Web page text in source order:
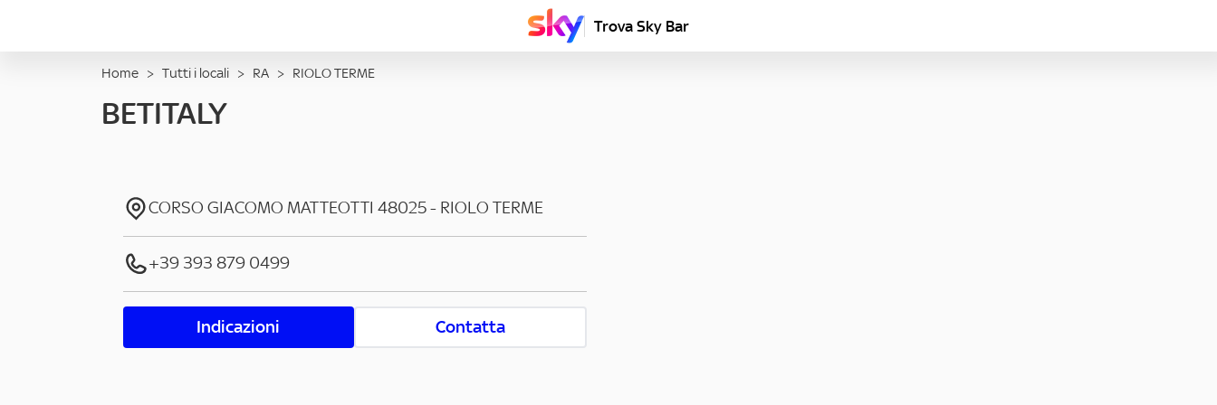
Trova Sky Bar
Home > Tutti i locali > RA > RIOLO TERME
BETITALY
CORSO GIACOMO MATTEOTTI 48025- RIOLO TERME
+39 393 879 0499
Indicazioni Contatta